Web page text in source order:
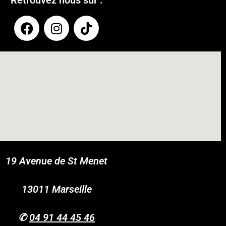
19 Avenue de St Menet
13011 Marseille
✆04 91 44 45 46